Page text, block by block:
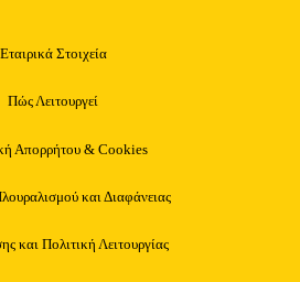
Εταιρικά Στοιχεία
Πώς Λειτουργεί
Απορρήτου & Cookies
και Διαφάνειας
και Πολιτική Λειτουργίας